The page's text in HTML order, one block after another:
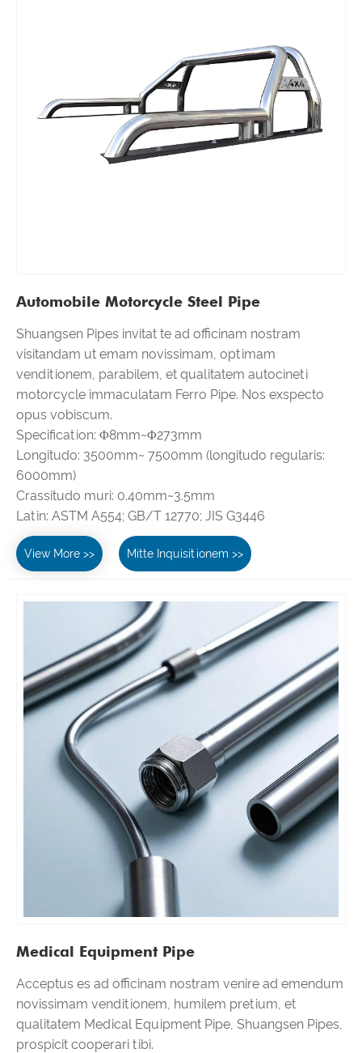
Automobile Motorcycle Steel Pipe
Shuangsen Pipes invitat te ad officinam nostram
visitandam ut emam novissimam, optimam
venditionem, parabilem, et qualitatem autocineti
motorcycle immaculatam Ferro Pipe. Nos exspecto
opus vobiscum.
Specification: Φ8mm~Φ273mm
Longitudo: 3500mm~ 7500mm (longitudo regularis:
6000mm)
Crassitudo muri: 0.40mm~3.5mm
Latin: ASTM A554; GB/T 12770; JIS G3446
View More >> Mitte Inquisitionem >>
Medical Equipment Pipe
Acceptus es ad officinam nostram venire ad emendum
novissimam venditionem, humilem pretium, et
qualitatem Medical Equipment Pipe, Shuangsen Pipes,
prospicit cooperari tibi.